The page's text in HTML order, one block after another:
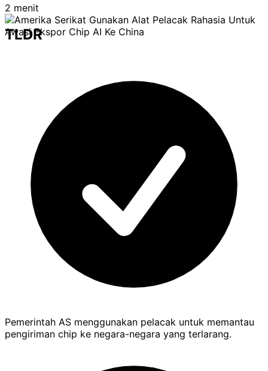
2 menit
TLDR
Pemerintah AS menggunakan pelacak untuk memantau
pengiriman chip ke negara-negara yang terlarang.